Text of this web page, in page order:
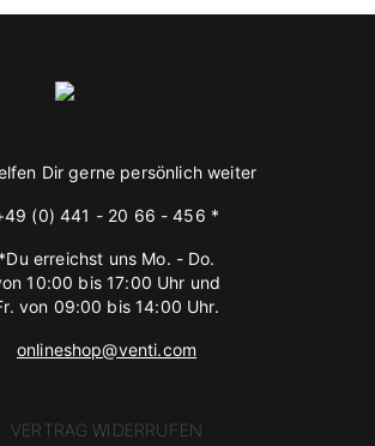
Dir gerne persönlich weiter
(0) 441 - 20 66 - 456 *
*Du erreichst uns Mo. - Do.
10:00 bis 17:00 Uhr und
von 09:00 bis 14:00 Uhr.
onlineshop@venti.com
VERTRAG WIDERRUFEN